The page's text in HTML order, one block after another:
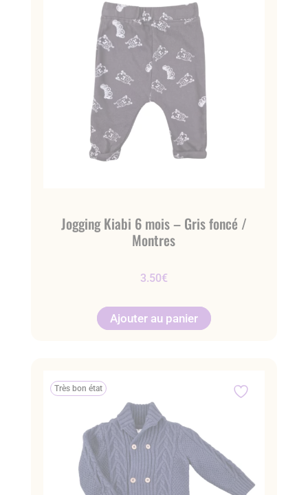
Jogging Kiabi 6 mois – Gris foncé /
Montres
3.50€
Ajouter au panier
Très bon état